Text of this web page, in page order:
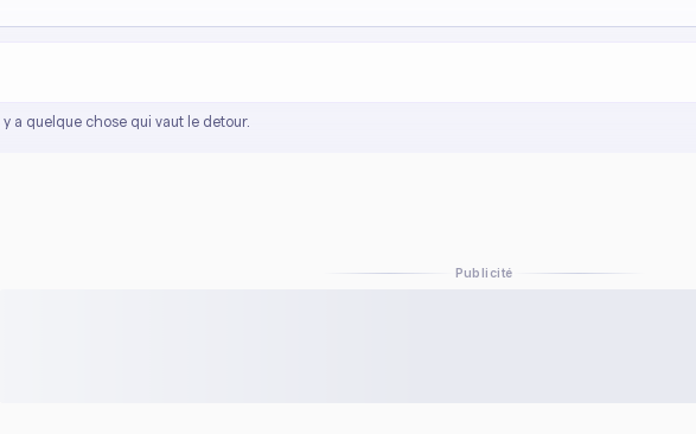
a quelque chose qui vaut le detour.
Publicité